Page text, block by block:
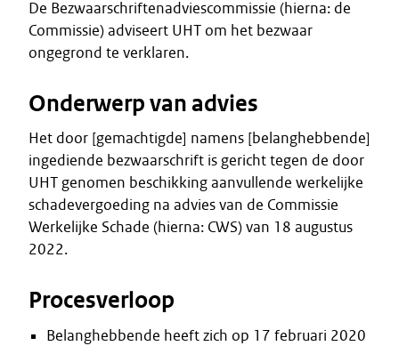
De Bezwaarschriftenadviescommissie (hierna: de
Commissie) adviseert UHT om het bezwaar
ongegrond te verklaren.
Onderwerp van advies
Het door [gemachtigde] namens [belanghebbende]
ingediende bezwaarschrift is gericht tegen de door
UHT genomen beschikking aanvullende werkelijke
schadevergoeding na advies van de Commissie
Werkelijke Schade (hierna: CWS) van 18 augustus
2022.
Procesverloop
Belanghebbende heeft zich op 17 februari 2020